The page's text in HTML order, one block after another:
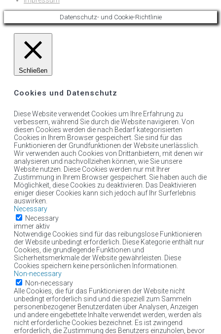
Datenschutz- und Cookie-Richtlinie
Schließen
Cookies und Datenschutz
Diese Website verwendet Cookies um Ihre Erfahrung zu
verbessern, während Sie durch die Website navigieren. Von
diesen Cookies werden die nach Bedarf kategorisierten
Cookies in Ihrem Browser gespeichert. Sie sind für das
Funktionieren der Grundfunktionen der Website unerlässlich.
Wir verwenden auch Cookies von Drittanbietern, mit denen wir
analysieren und nachvollziehen können, wie Sie unsere
Website nutzen. Diese Cookies werden nur mit Ihrer
Zustimmung in Ihrem Browser gespeichert. Sie haben auch die
Möglichkeit, diese Cookies zu deaktivieren. Das Deaktivieren
einiger dieser Cookies kann sich jedoch auf Ihr Surferlebnis
auswirken.
Necessary
Necessary
immer aktiv
Notwendige Cookies sind für das reibungslose Funktionieren
der Website unbedingt erforderlich. Diese Kategorie enthält nur
Cookies, die grundlegende Funktionen und
Sicherheitsmerkmale der Website gewährleisten. Diese
Cookies speichern keine persönlichen Informationen.
Non-necessary
Non-necessary
Alle Cookies, die für das Funktionieren der Website nicht
unbedingt erforderlich sind und die speziell zum Sammeln
personenbezogener Benutzerdaten über Analysen, Anzeigen
und andere eingebettete Inhalte verwendet werden, werden als
nicht erforderliche Cookies bezeichnet. Es ist zwingend
erforderlich, die Zustimmung des Benutzers einzuholen, bevor